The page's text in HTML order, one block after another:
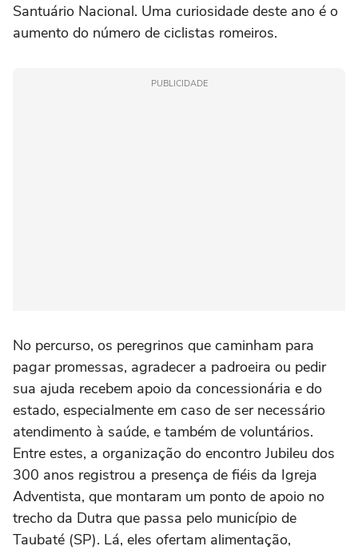
Santuário Nacional. Uma curiosidade deste ano é o
aumento do número de ciclistas romeiros.
PUBLICIDADE
No percurso, os peregrinos que caminham para
pagar promessas, agradecer a padroeira ou pedir
sua ajuda recebem apoio da concessionária e do
estado, especialmente em caso de ser necessário
atendimento à saúde, e também de voluntários.
Entre estes, a organização do encontro Jubileu dos
300 anos registrou a presença de fiéis da Igreja
Adventista, que montaram um ponto de apoio no
trecho da Dutra que passa pelo município de
Taubaté (SP). Lá, eles ofertam alimentação,